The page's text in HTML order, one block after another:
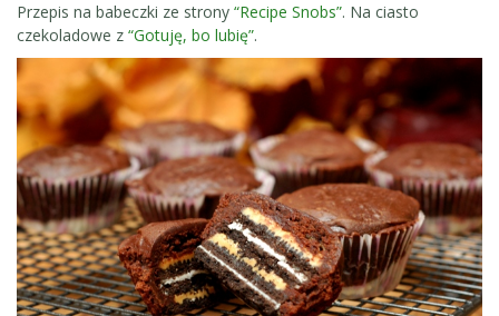
Przepis na babeczki ze strony “Recipe Snobs”. Na ciasto
czekoladowe z “Gotuję, bo lubię”.